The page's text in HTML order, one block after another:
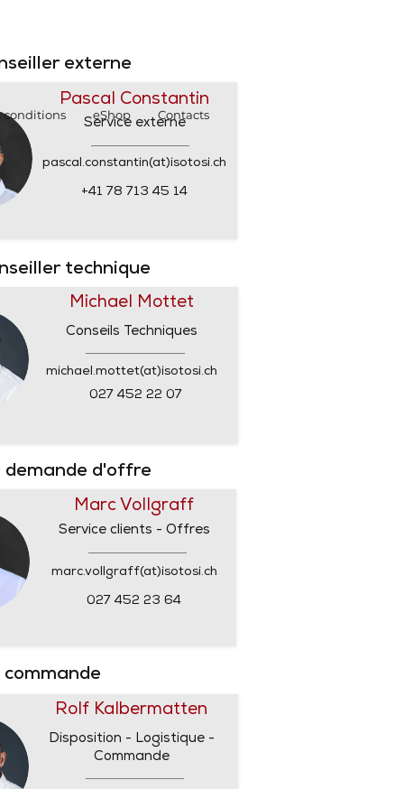
SHOP
conditions eShop Contacts
externe
Pascal Constantin
Service externe
pascal.constantin(at)isotosi.ch
+41 78 713 45 14
technique
Michael Mottet
Conseils Techniques
michael.mottet(at)isotosi.ch
027 452 22 07
demande d'offre
Marc Vollgraff
Service clients - Offres
marc.vollgraff(at)isotosi.ch
027 452 23 64
commande
Rolf Kalbermatten
Disposition - Logistique -
Commande